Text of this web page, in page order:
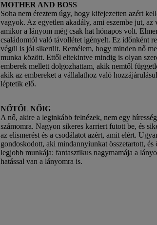
MOTHER AND BOSS
Soha nem éreztem úgy, hogy kifejezetten azért
vagyok. Az egyetlen akadály, ami eszembe jut, az
amikor a lányom még csak hat hónapos volt.
családomtól való távollétet igényelt. Ez időnként
végül is jól sikerült. Remélem, hogy minden nő
munka között. Ettől eltekintve mindig is olyan
emberek mellett dolgozhattam, akik nemtől
akik az embereket a vállalathoz való
léptetik elő.
NŐTŐL NŐIG
A nő, akire a leginkább felnézek, nem egy
számomra. Nagyon sikeres karriert futott be, és
az elismerést és a csodálatot azért, amit elért.
gondoskodott, aki mindannyiunkat összetartott,
legjobb munkája: fantasztikus nagymamája a
hatással van a lányomra is.